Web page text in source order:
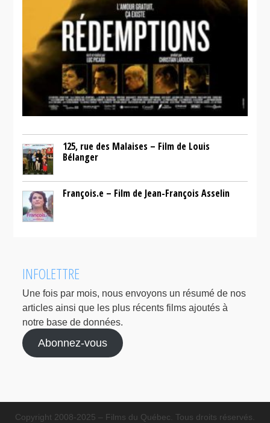
125, rue des Malaises – Film de Louis
Bélanger
François.e – Film de Jean-François Asselin
INFOLETTRE
Une fois par mois, nous envoyons un résumé de nos
articles ainsi que les plus récents films ajoutés à
notre base de données.
Abonnez-vous
Copyright 2008-2025 – Films du Québec. Tous droits réservés.